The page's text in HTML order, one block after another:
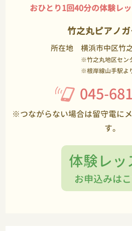
おひとり1回40分の体験レ
竹之丸ピアノ
所在地 横浜市中区竹
※竹之丸地区セン
※根岸線山手駅よ
045-
※つながらない場合は留守電に
す。
体験レッ
お申込みは